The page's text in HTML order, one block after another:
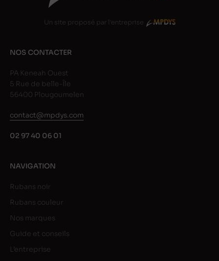
Un site proposé par l'entreprise
NOS CONTACTER
PA Keneah Ouest
5 Rue de belle-Île
56400 Plougoumelen
contact@mpdys.com
02 97 40 06 01
NAVIGATION
Rubans noir
Rubans couleur
Nos marques
Guide et conseils
L’entreprise